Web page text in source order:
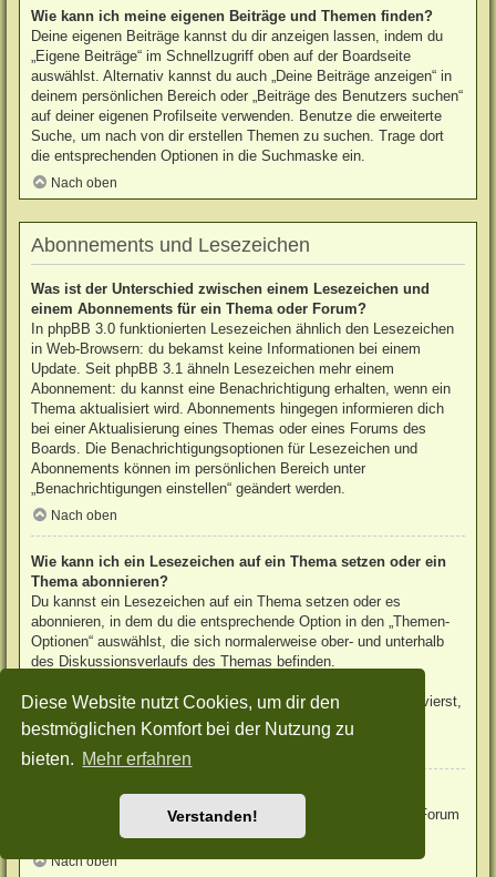
Diese Website nutzt Cookies, um dir den
bestmöglichen Komfort bei der Nutzung zu
bieten. Mehr erfahren
Verstanden!
Wie kann ich meine eigenen Beiträge und Themen finden?
Deine eigenen Beiträge kannst du dir anzeigen lassen, indem du
„Eigene Beiträge“ im Schnellzugriff oben auf der Boardseite
auswählst. Alternativ kannst du auch „Deine Beiträge anzeigen“ in
deinem persönlichen Bereich oder „Beiträge des Benutzers suchen“
auf deiner eigenen Profilseite verwenden. Benutze die erweiterte
Suche, um nach von dir erstellen Themen zu suchen. Trage dort
die entsprechenden Optionen in die Suchmaske ein.
Nach oben
Abonnements und Lesezeichen
Was ist der Unterschied zwischen einem Lesezeichen und
einem Abonnements für ein Thema oder Forum?
In phpBB 3.0 funktionierten Lesezeichen ähnlich den Lesezeichen
in Web-Browsern: du bekamst keine Informationen bei einem
Update. Seit phpBB 3.1 ähneln Lesezeichen mehr einem
Abonnement: du kannst eine Benachrichtigung erhalten, wenn ein
Thema aktualisiert wird. Abonnements hingegen informieren dich
bei einer Aktualisierung eines Themas oder eines Forums des
Boards. Die Benachrichtigungsoptionen für Lesezeichen und
Abonnements können im persönlichen Bereich unter
„Benachrichtigungen einstellen“ geändert werden.
Nach oben
Wie kann ich ein Lesezeichen auf ein Thema setzen oder ein
Thema abonnieren?
Du kannst ein Lesezeichen auf ein Thema setzen oder es
abonnieren, in dem du die entsprechende Option in den „Themen-
Optionen“ auswählst, die sich normalerweise ober- und unterhalb
des Diskussionsverlaufs des Themas befinden.
benachrichtigen, sobald eine Antwort geschrieben wurde“ aktivierst,
wird das Thema ebenfalls für dich abonniert.
Nach oben
Wie kann ich ein Forum abonnieren?
Um ein Forum zu abonnieren, verwende im Forum den Link „Forum
abonnieren“, der sich meist am Ende der Seite befindet.
Nach oben